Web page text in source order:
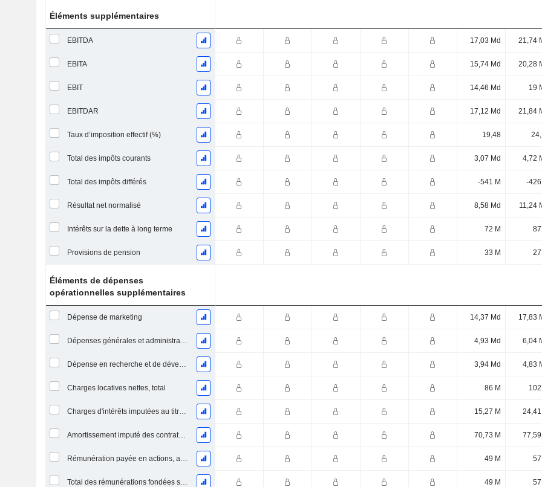
Éléments supplémentaires
EBITDA 17,03 Md 21,74
EBITA 15,74 Md 20,28
EBIT 14,46 Md 19
EBITDAR 17,12 Md 21,84
Taux d’imposition effectif (%) 19,48
Total des impôts courants 3,07 Md 4,72
Total des impôts différés -541 M -426
Résultat net normalisé 8,58 Md 11,24
Intérêts sur la dette à long terme 72 M 87
Provisions de pension 33 M 27
Éléments de dépenses
opérationnelles supplémentaires
Dépense de marketing 14,37 Md 17,83
Dépenses générales et administratives 4,93 Md 6,04
Dépense en recherche et de développement 3,94 Md 4,83
Charges locatives nettes, total 86 M 102
Charges d'intérêts imputées au titre des contrats de location 15,27 M 24,41
Amortissement imputé des contrats de location simple 70,73 M 77,59
Rémunération payée en actions, autres (total) 49 M 57
Total des rémunérations fondées sur des actions 49 M 57